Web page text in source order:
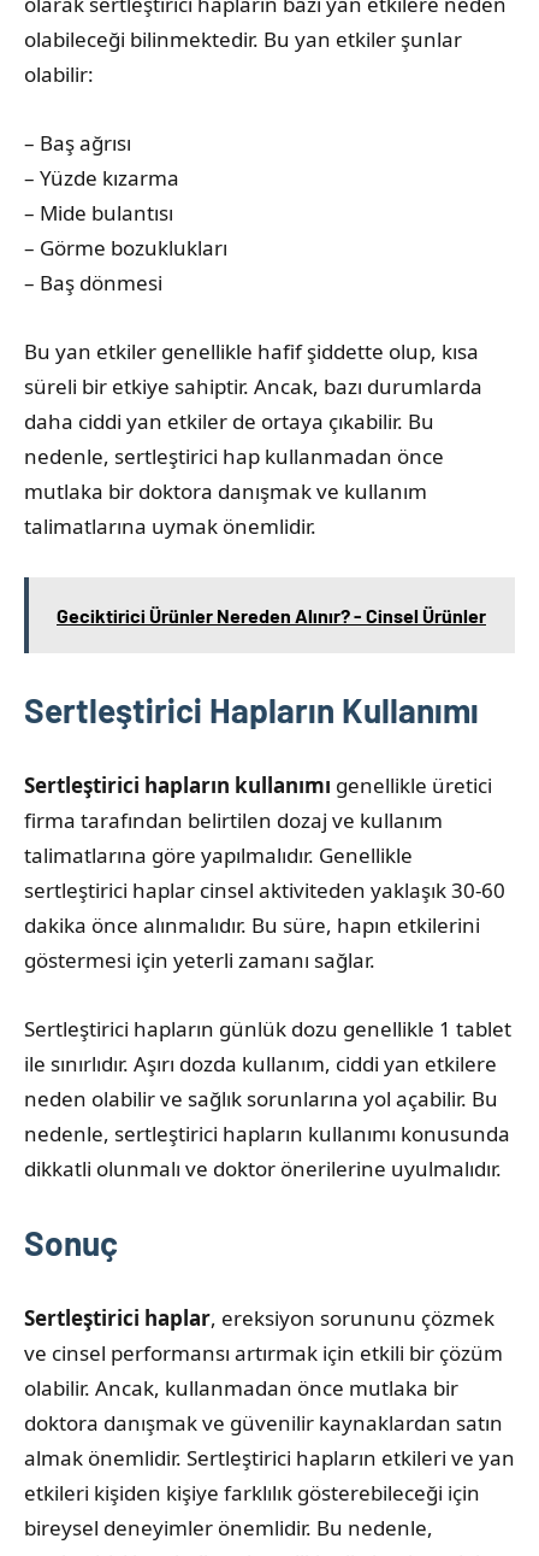
olabileceği bilinmektedir. Bu yan etkiler şunlar
olabilir:
– Baş ağrısı
– Yüzde kızarma
– Mide bulantısı
– Görme bozuklukları
– Baş dönmesi
Bu yan etkiler genellikle hafif şiddette olup, kısa
süreli bir etkiye sahiptir. Ancak, bazı durumlarda
daha ciddi yan etkiler de ortaya çıkabilir. Bu
nedenle, sertleştirici hap kullanmadan önce
mutlaka bir doktora danışmak ve kullanım
talimatlarına uymak önemlidir.
Geciktirici Ürünler Nereden Alınır? - Cinsel Ürünler
Sertleştirici Hapların Kullanımı
Sertleştirici hapların kullanımı genellikle üretici
firma tarafından belirtilen dozaj ve kullanım
talimatlarına göre yapılmalıdır. Genellikle
sertleştirici haplar cinsel aktiviteden yaklaşık 30-60
dakika önce alınmalıdır. Bu süre, hapın etkilerini
göstermesi için yeterli zamanı sağlar.
Sertleştirici hapların günlük dozu genellikle 1 tablet
ile sınırlıdır. Aşırı dozda kullanım, ciddi yan etkilere
neden olabilir ve sağlık sorunlarına yol açabilir. Bu
nedenle, sertleştirici hapların kullanımı konusunda
dikkatli olunmalı ve doktor önerilerine uyulmalıdır.
Sonuç
Sertleştirici haplar, ereksiyon sorununu çözmek
ve cinsel performansı artırmak için etkili bir çözüm
olabilir. Ancak, kullanmadan önce mutlaka bir
doktora danışmak ve güvenilir kaynaklardan satın
almak önemlidir. Sertleştirici hapların etkileri ve yan
etkileri kişiden kişiye farklılık gösterebileceği için
bireysel deneyimler önemlidir. Bu nedenle,